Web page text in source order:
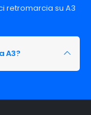
retromarcia su A3
A3?